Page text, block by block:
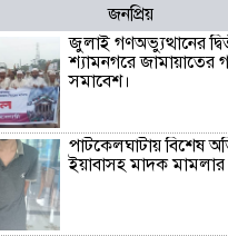
জনপ্রিয়
জুলাই গণঅভ্যুত্থানের
শ্যামনগরে জামায়াতের
সমাবেশ।
পাটকেলঘাটায় বিশেষ
ইয়াবাসহ মাদক মামলার